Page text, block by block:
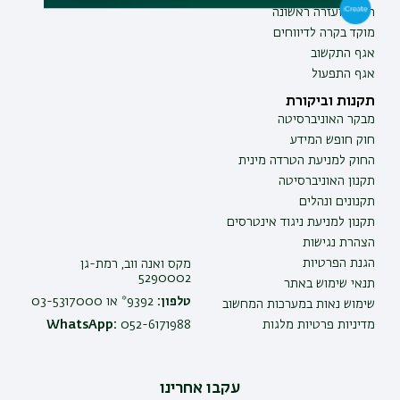
חירום ועזרה ראשונה
מוקד בקרה לדיווחים
אגף התקשוב
אגף התפעול
תקנות וביקורת
מבקר האוניברסיטה
חוק חופש המידע
החוק למניעת הטרדה מינית
תקנון האוניברסיטה
תקנונים ונהלים
תקנון למניעת ניגוד אינטרסים
הצהרת נגישות
הגנת הפרטיות
תנאי שימוש באתר
שימוש נאות במערכות המחשוב
מדיניות פרטיות מלגות
מקס ואנה ווב, רמת-גן
5290002
טלפון: 9392* או 03-5317000
WhatsApp: 052-6171988
עקבו אחרינו